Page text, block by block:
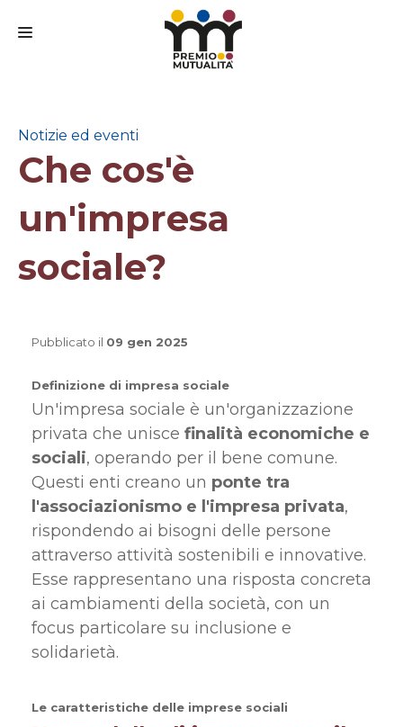
IL PREMIO
IL BANDO
PARTECIPA
FAQ
CONTATTI
Notizie ed eventi
Che cos'è
un'impresa
sociale?
Pubblicato il 09 gen 2025
Definizione di impresa sociale
Un'impresa sociale è un'organizzazione
privata che unisce finalità economiche e
sociali, operando per il bene comune.
Questi enti creano un ponte tra
l'associazionismo e l'impresa privata,
rispondendo ai bisogni delle persone
attraverso attività sostenibili e innovative.
Esse rappresentano una risposta concreta
ai cambiamenti della società, con un
focus particolare su inclusione e
solidarietà.
Le caratteristiche delle imprese sociali